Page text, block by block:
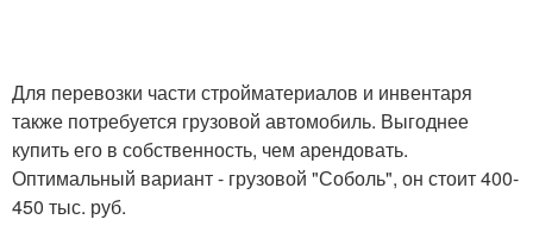
Для перевозки части стройматериалов и инвентаря
также потребуется грузовой автомобиль. Выгоднее
купить его в собственность, чем арендовать.
Оптимальный вариант - грузовой "Соболь", он стоит 400-
450 тыс. руб.